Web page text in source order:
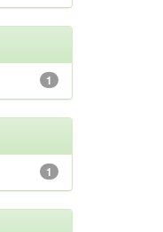
1
1